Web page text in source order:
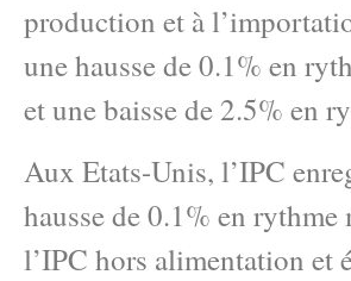
production et à
une hausse de 0.1% en
et une baisse de 2.5% en
Aux Etats-Unis, l’IPC
hausse de 0.1% en rythme
l’IPC hors alimentation et